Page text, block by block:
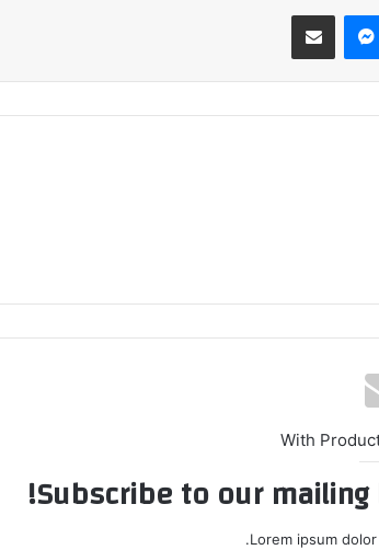
With
Subscribe to our
Lorem ipsum